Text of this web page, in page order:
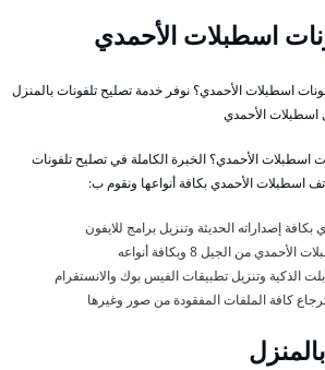
اسطبلات الأحمدي
اسطبلات الأحمدي؟ نوفر خدمة تصليح تلفونات بالمنزل
اسطبلات الأحمدي
اسطبلات الأحمدي؟ الخبرة الكاملة في تصليح تلفونات
اسطبلات الأحمدي بكافة أنواعها ونقوم ب:
إصداراته الحديثة وتنزيل برامج للايفون
من الجيل 8 وبكافة أنواعه
الذكية وتنزيل تطبيقات الفيس بوك والانستقرام
كافة الملفات المفقودة من صور وغيرها